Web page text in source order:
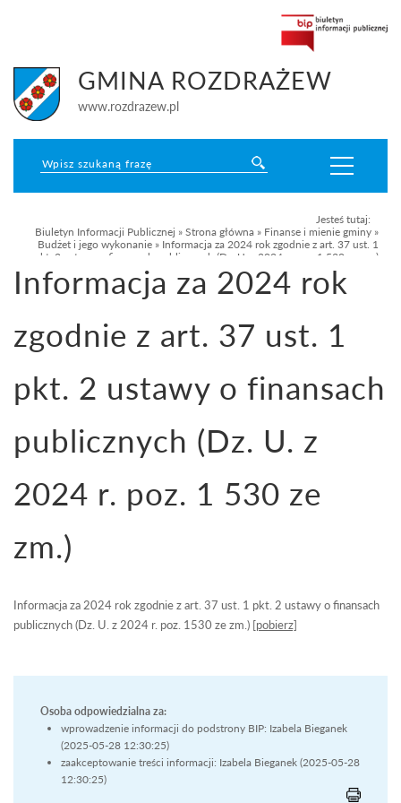
GMINA ROZDRAŻEW
www.rozdrazew.pl
Jesteś tutaj:
Biuletyn Informacji Publicznej » Strona główna » Finanse i mienie gminy »
Budżet i jego wykonanie » Informacja za 2024 rok zgodnie z art. 37 ust. 1
pkt. 2 ustawy o finansach publicznych (Dz. U. z 2024 r. poz. 1 530 ze zm.)
Informacja za 2024 rok
zgodnie z art. 37 ust. 1
pkt. 2 ustawy o finansach
publicznych (Dz. U. z
2024 r. poz. 1 530 ze
zm.)
Informacja za 2024 rok zgodnie z art. 37 ust. 1 pkt. 2 ustawy o finansach
publicznych (Dz. U. z 2024 r. poz. 1530 ze zm.) [pobierz]
Osoba odpowiedzialna za:
wprowadzenie informacji do podstrony BIP: Izabela Bieganek
(2025-05-28 12:30:25)
zaakceptowanie treści informacji: Izabela Bieganek (2025-05-28
12:30:25)